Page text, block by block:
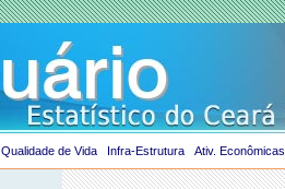
Qualidade de Vida Infra-Estrutura Ativ. Econômicas